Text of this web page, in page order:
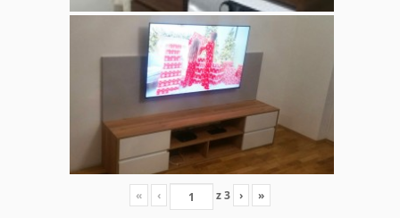
« ‹ z3 › »